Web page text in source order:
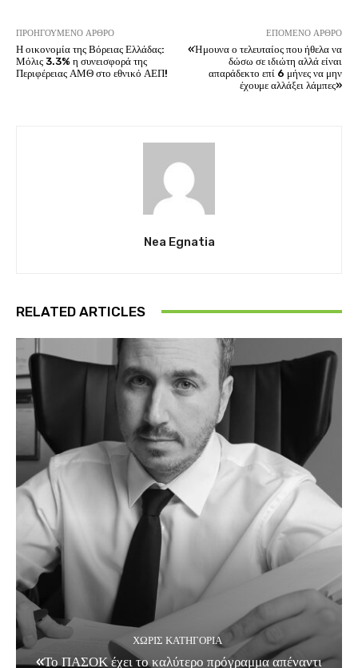
ΠΡΟΗΓΟΎΜΕΝΟ ΆΡΘΡΟ
Η οικονομία της Βόρειας Ελλάδας:
Μόλις 3.3% η συνεισφορά της
Περιφέρειας ΑΜΘ στο εθνικό ΑΕΠ!
ΕΠΌΜΕΝΟ ΆΡΘΡΟ
«Ήμουνα ο τελευταίος που ήθελα να
δώσω σε ιδιώτη αλλά είναι
απαράδεκτο επί 6 μήνες να μην
έχουμε αλλάξει λάμπες»
Nea Egnatia
RELATED ARTICLES
ΧΩΡΊΣ ΚΑΤΗΓΟΡΊΑ
«Το ΠΑΣΟΚ έχει το καλύτερο πρόγραμμα απέναντι